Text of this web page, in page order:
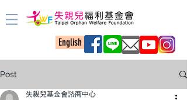
English
Post
失親兒基金會諮商中心